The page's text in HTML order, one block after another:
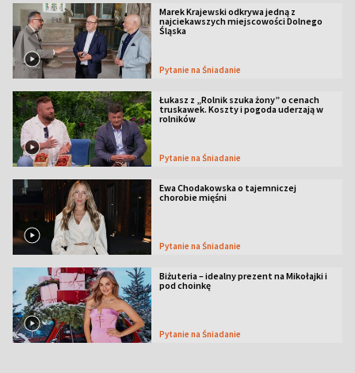
Marek Krajewski odkrywa jedną z
najciekawszych miejscowości Dolnego
Śląska
Pytanie na Śniadanie
Łukasz z „Rolnik szuka żony” o cenach
truskawek. Koszty i pogoda uderzają w
rolników
Pytanie na Śniadanie
Ewa Chodakowska o tajemniczej
chorobie mięśni
Pytanie na Śniadanie
Biżuteria – idealny prezent na Mikołajki i
pod choinkę
Pytanie na Śniadanie